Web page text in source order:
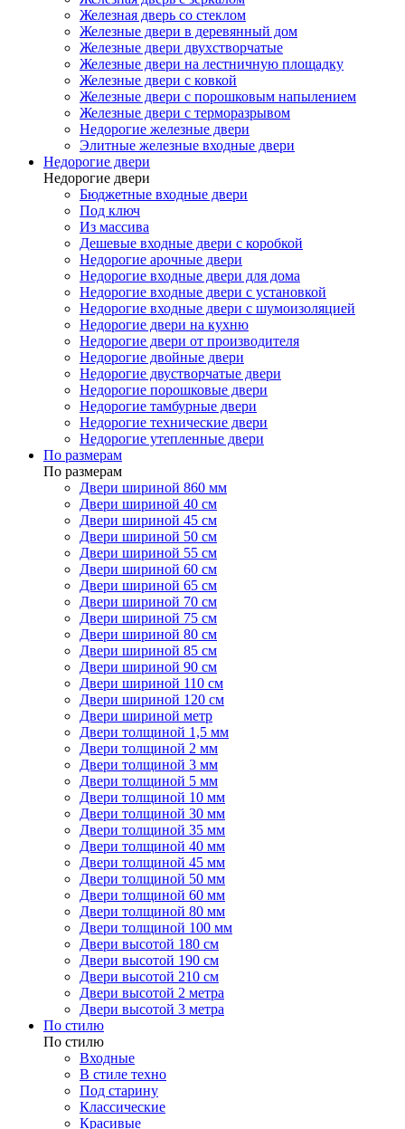
Железная дверь со стеклом
Железные двери в деревянный дом
Железные двери двухстворчатые
Железные двери на лестничную площадку
Железные двери с ковкой
Железные двери с порошковым напылением
Железные двери с терморазрывом
Недорогие железные двери
Элитные железные входные двери
Недорогие двери
Недорогие двери
Бюджетные входные двери
Под ключ
Из массива
Дешевые входные двери с коробкой
Недорогие арочные двери
Недорогие входные двери для дома
Недорогие входные двери с установкой
Недорогие входные двери с шумоизоляцией
Недорогие двери на кухню
Недорогие двери от производителя
Недорогие двойные двери
Недорогие двустворчатые двери
Недорогие порошковые двери
Недорогие тамбурные двери
Недорогие технические двери
Недорогие утепленные двери
По размерам
По размерам
Двери шириной 860 мм
Двери шириной 40 см
Двери шириной 45 см
Двери шириной 50 см
Двери шириной 55 см
Двери шириной 60 см
Двери шириной 65 см
Двери шириной 70 см
Двери шириной 75 см
Двери шириной 80 см
Двери шириной 85 см
Двери шириной 90 см
Двери шириной 110 см
Двери шириной 120 см
Двери шириной метр
Двери толщиной 1,5 мм
Двери толщиной 2 мм
Двери толщиной 3 мм
Двери толщиной 5 мм
Двери толщиной 10 мм
Двери толщиной 30 мм
Двери толщиной 35 мм
Двери толщиной 40 мм
Двери толщиной 45 мм
Двери толщиной 50 мм
Двери толщиной 60 мм
Двери толщиной 80 мм
Двери толщиной 100 мм
Двери высотой 180 см
Двери высотой 190 см
Двери высотой 210 см
Двери высотой 2 метра
Двери высотой 3 метра
По стилю
По стилю
Входные
В стиле техно
Под старину
Классические
Красивые